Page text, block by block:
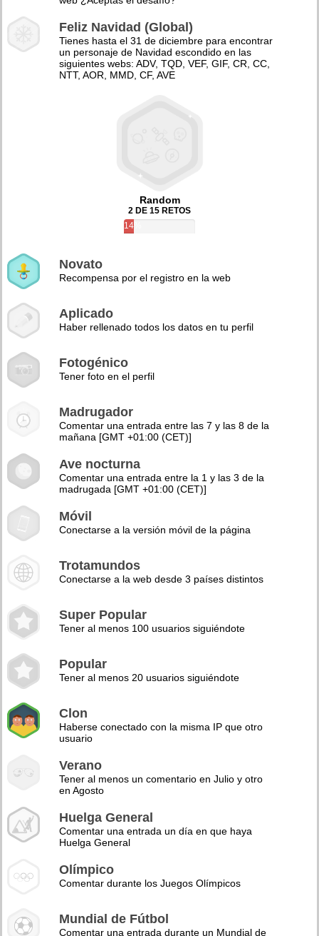
Feliz Navidad (Global)
Tienes hasta el 31 de diciembre para encontrar
un personaje de Navidad escondido en las
siguientes webs: ADV, TQD, VEF, GIF, CR, CC,
NTT, AOR, MMD, CF, AVE
Random
2 DE 15 RETOS
14%
Novato
Recompensa por el registro en la web
Aplicado
Haber rellenado todos los datos en tu perfil
Fotogénico
Tener foto en el perfil
Madrugador
Comentar una entrada entre las 7 y las 8 de la
mañana [GMT +01:00 (CET)]
Ave nocturna
Comentar una entrada entre la 1 y las 3 de la
madrugada [GMT +01:00 (CET)]
Móvil
Conectarse a la versión móvil de la página
Trotamundos
Conectarse a la web desde 3 países distintos
Super Popular
Tener al menos 100 usuarios siguiéndote
Popular
Tener al menos 20 usuarios siguiéndote
Clon
Haberse conectado con la misma IP que otro
usuario
Verano
Tener al menos un comentario en Julio y otro
en Agosto
Huelga General
Comentar una entrada un día en que haya
Huelga General
Olímpico
Comentar durante los Juegos Olímpicos
Mundial de Fútbol
Comentar una entrada durante un Mundial de